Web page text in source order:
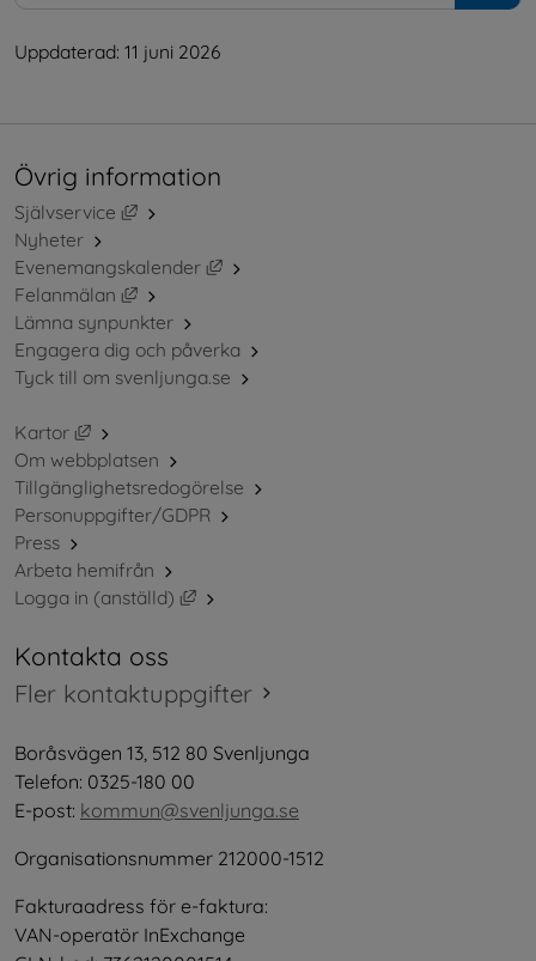
Uppdaterad: 11 juni 2026
Övrig information
Självservice
Länk till annan webbplats, öppnas i nytt fönster.
Nyheter
Evenemangskalender
Länk till annan webbplats, öppnas i
Felanmälan
Länk till annan webbplats, öppnas i nytt fönster.
Lämna synpunkter
Engagera dig och påverka
Tyck till om svenljunga.se
Kartor
Länk till annan webbplats, öppnas i nytt fönster.
Om webbplatsen
Tillgänglighetsredogörelse
Personuppgifter/GDPR
Press
Arbeta hemifrån
Logga in (anställd)
Länk till annan webbplats, öppnas i nytt
Kontakta oss
Fler kontaktuppgifter
Boråsvägen 13, 512 80 Svenljunga
Telefon: 0325-180 00
E-post: kommun@svenljunga.se
Organisationsnummer 212000-1512
Fakturaadress för e-faktura:
VAN-operatör InExchange